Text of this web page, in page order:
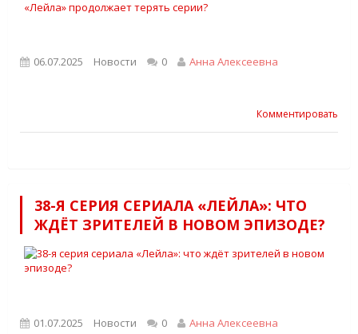
06.07.2025 Новости 0 Анна Алексеевна
Комментировать
38-Я СЕРИЯ СЕРИАЛА «ЛЕЙЛА»: ЧТО
ЖДЁТ ЗРИТЕЛЕЙ В НОВОМ ЭПИЗОДЕ?
01.07.2025 Новости 0 Анна Алексеевна